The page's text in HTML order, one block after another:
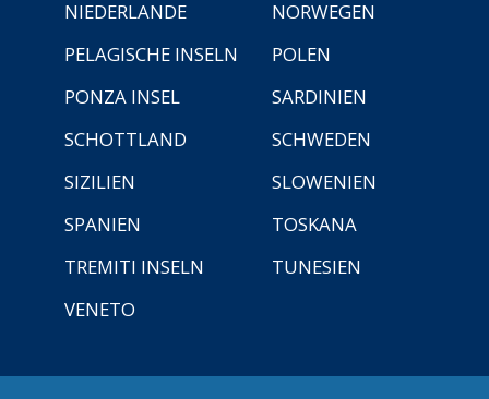
NIEDERLANDE
NORWEGEN
PELAGISCHE INSELN
POLEN
PONZA INSEL
SARDINIEN
SCHOTTLAND
SCHWEDEN
SIZILIEN
SLOWENIEN
SPANIEN
TOSKANA
TREMITI INSELN
TUNESIEN
VENETO